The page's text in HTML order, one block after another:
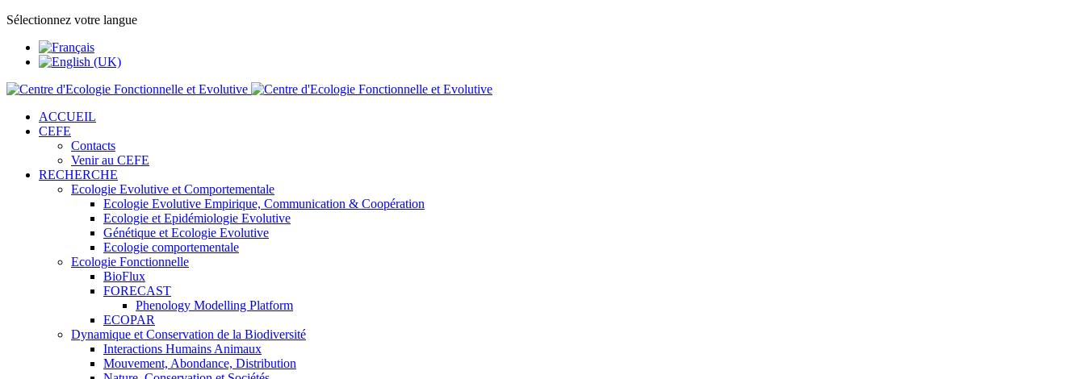
Sélectionnez votre langue
ACCUEIL
CEFE
Contacts
Venir au CEFE
RECHERCHE
Ecologie Evolutive et Comportementale
Ecologie Evolutive Empirique, Communication & Coopération
Ecologie et Epidémiologie Evolutive
Génétique et Ecologie Evolutive
Ecologie comportementale
Ecologie Fonctionnelle
BioFlux
FORECAST
Phenology Modelling Platform
ECOPAR
Dynamique et Conservation de la Biodiversité
Interactions Humains Animaux
Mouvement, Abondance, Distribution